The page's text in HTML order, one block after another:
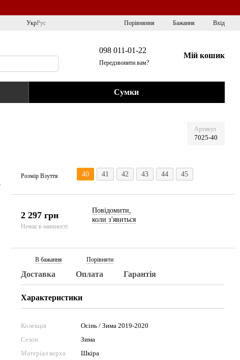
УкрРус Порівняння Бажання Вхід
098 011-01-22
Передзвонити вам?
Мій кошик
Сумки
Артикул
7025-40
Розмір Взуття 40 41 42 43 44 45
2 297 грн
Немає в наявності
Повідомити,
коли з'явиться
В бажання Порівняти
Доставка Оплата Гарантія
Характеристики
Колекція
Осінь / Зима 2019-2020
Сезон
Зима
Матеріал верха
Шкіра